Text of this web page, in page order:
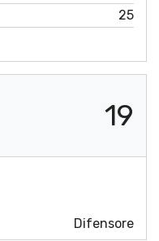
25
19
Difensore